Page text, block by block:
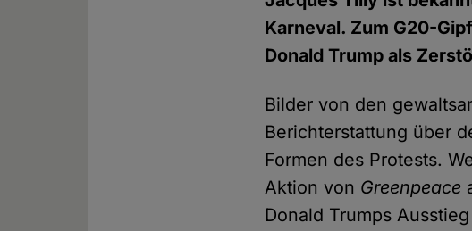
Karneval. Zum G20-
Donald Trump als
Bilder von den
Berichterstattung über
Formen des Protests.
Aktion von Greenpeace
Donald Trumps